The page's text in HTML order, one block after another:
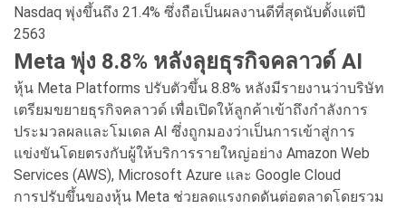
Nasdaq พุ่งขึ้นถึง 21.4% ซึ่งถือเป็นผลงานดีที่สุดนับตั้งแต่ปี
2563
Meta พุ่ง 8.8% หลังลุยธุรกิจคลาวด์ AI
หุ้น Meta Platforms ปรับตัวขึ้น 8.8% หลังมีรายงานว่าบริษัท
เตรียมขยายธุรกิจคลาวด์ เพื่อเปิดให้ลูกค้าเข้าถึงกำลังการ
ประมวลผลและโมเดล AI ซึ่งถูกมองว่าเป็นการเข้าสู่การ
แข่งขันโดยตรงกับผู้ให้บริการรายใหญ่อย่าง Amazon Web
Services (AWS), Microsoft Azure และ Google Cloud
การปรับขึ้นของหุ้น Meta ช่วยลดแรงกดดันต่อตลาดโดยรวม